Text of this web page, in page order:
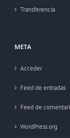
Transferencia
META
Acceder
Feed de entradas
Feed de
WordPress.org